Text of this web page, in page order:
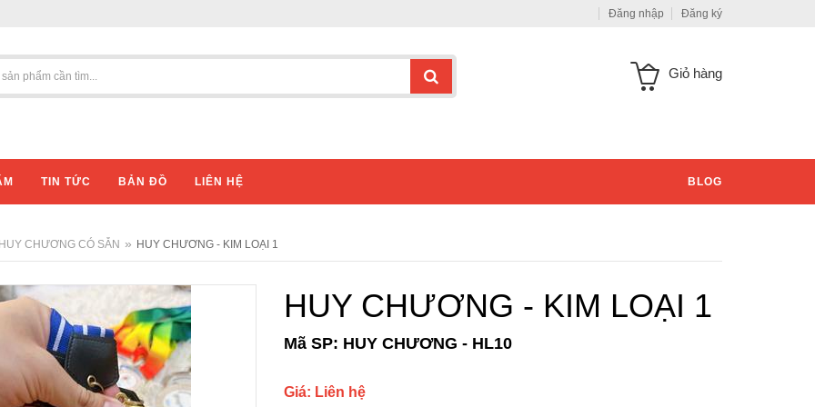
Đăng nhập Đăng ký
Giỏ hàng
TIN TỨC BẢN ĐỒ LIÊN HỆ BLOG
HUY CHƯƠNG CÓ SẴN » HUY CHƯƠNG - KIM LOẠI 1
HUY CHƯƠNG - KIM LOẠI 1
Mã SP: HUY CHƯƠNG - HL10
Giá: Liên hệ